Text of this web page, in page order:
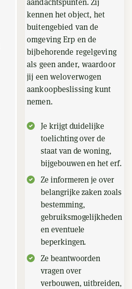
aandachtspunten. Zij
kennen het object, het
buitengebied van de
omgeving Erp en de
bijbehorende regelgeving
als geen ander, waardoor
jij een weloverwogen
aankoopbeslissing kunt
nemen.
Je krijgt duidelijke
toelichting over de
staat van de woning,
bijgebouwen en het erf.
Ze informeren je over
belangrijke zaken zoals
bestemming,
gebruiksmogelijkheden
en eventuele
beperkingen.
Ze beantwoorden
vragen over
verbouwen, uitbreiden,